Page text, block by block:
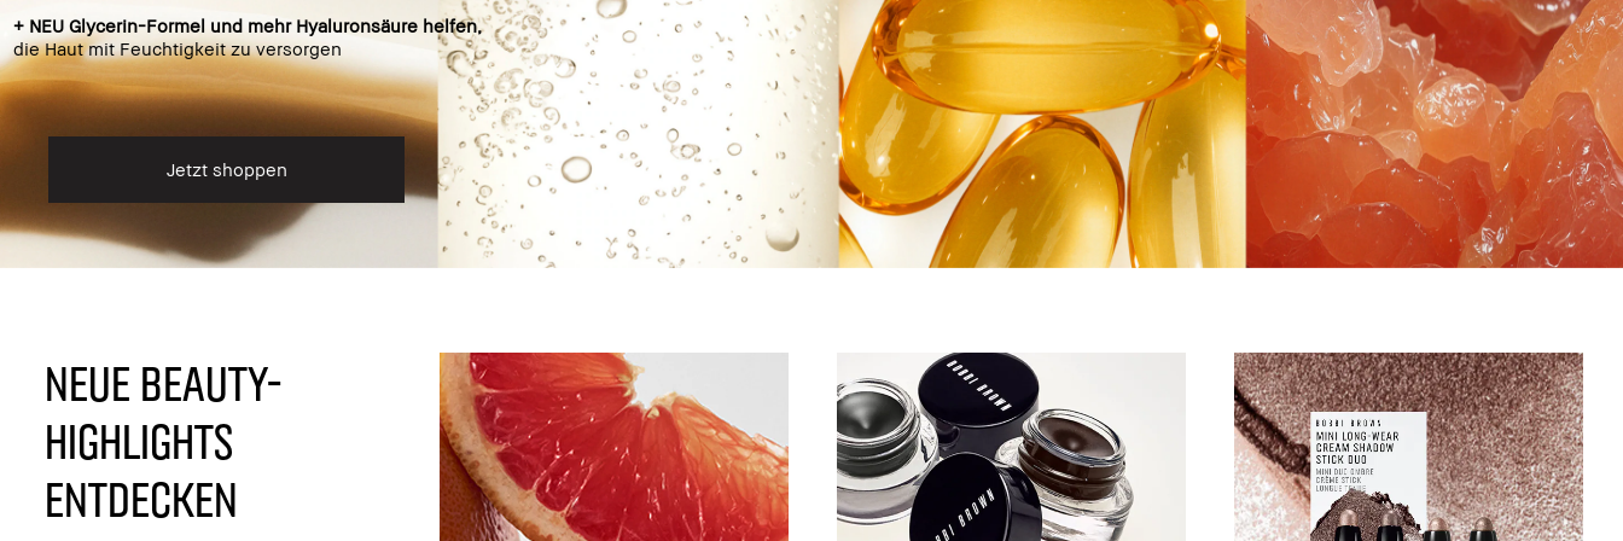
+ NEU Glycerin-Formel und mehr Hyaluronsäure helfen,
die Haut mit Feuchtigkeit zu versorgen
Jetzt shoppen
NEUE BEAUTY-
HIGHLIGHTS
ENTDECKEN